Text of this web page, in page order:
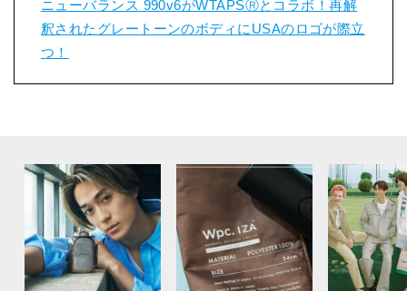
ニューバランス 990v6がWTAPSⓇとコラボ！再解
釈されたグレートーンのボディにUSAのロゴが際立
つ！